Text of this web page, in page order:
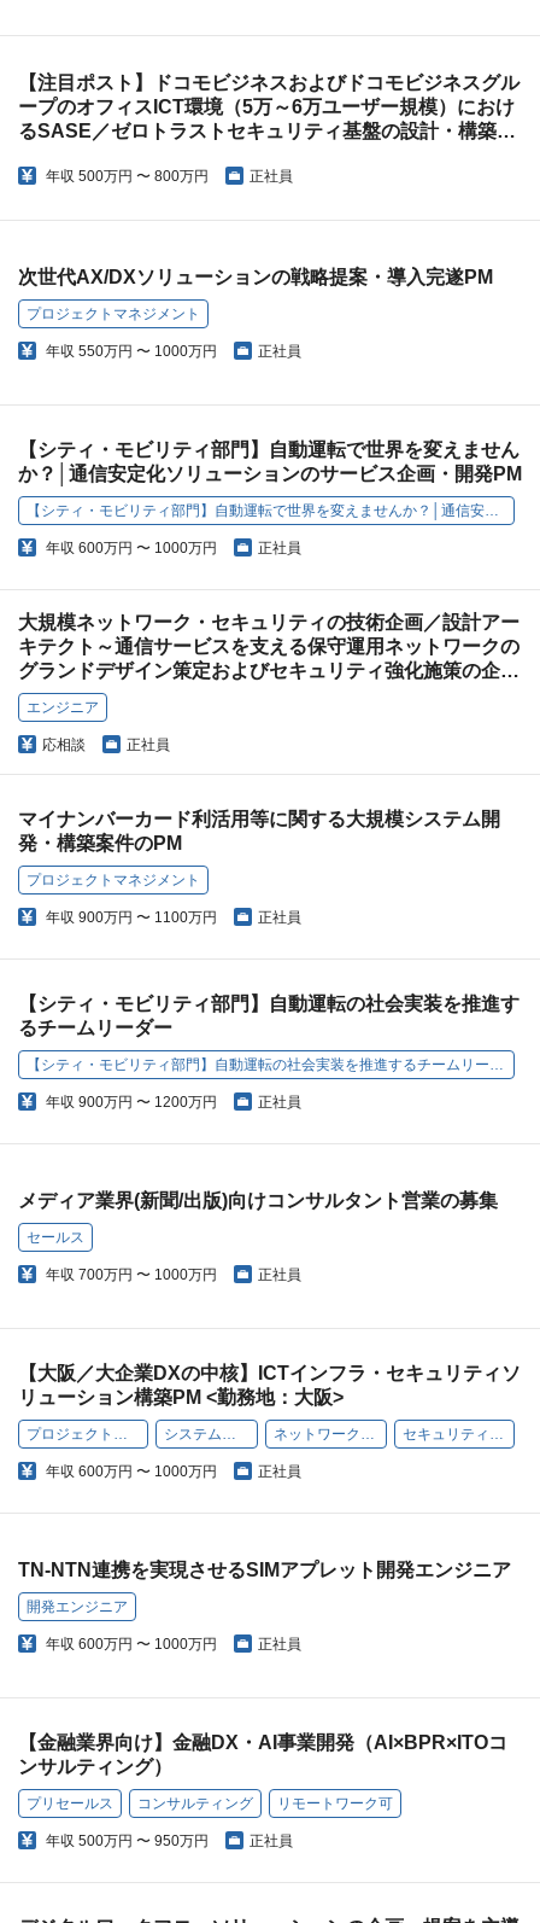
【注目ポスト】ドコモビジネスおよびドコモビジネスグル
ープのオフィスICT環境（5万～6万ユーザー規模）におけ
るSASE／ゼロトラストセキュリティ基盤の設計・構築・
年収 500万円 〜 800万円 正社員
次世代AX/DXソリューションの戦略提案・導入完遂PM
プロジェクトマネジメント
年収 550万円 〜 1000万円 正社員
【シティ・モビリティ部門】自動運転で世界を変えません
か？│通信安定化ソリューションのサービス企画・開発PM
【シティ・モビリティ部門】自動運転で世界を変えませんか？│通信安定化ソリューションのサービス企画・開発PM
年収 600万円 〜 1000万円 正社員
大規模ネットワーク・セキュリティの技術企画／設計アー
キテクト～通信サービスを支える保守運用ネットワークの
グランドデザイン策定およびセキュリティ強化施策の企
画・推進～
エンジニア
応相談 正社員
マイナンバーカード利活用等に関する大規模システム開
発・構築案件のPM
プロジェクトマネジメント
年収 900万円 〜 1100万円 正社員
【シティ・モビリティ部門】自動運転の社会実装を推進す
るチームリーダー
【シティ・モビリティ部門】自動運転の社会実装を推進するチームリーダー
年収 900万円 〜 1200万円 正社員
メディア業界(新聞/出版)向けコンサルタント営業の募集
セールス
年収 700万円 〜 1000万円 正社員
【大阪／大企業DXの中核】ICTインフラ・セキュリティソ
リューション構築PM <勤務地：大阪>
プロジェクトマネジメント システムエンジニア ネットワークエンジニア セキュリティエンジニア
年収 600万円 〜 1000万円 正社員
TN-NTN連携を実現させるSIMアプレット開発エンジニア
開発エンジニア
年収 600万円 〜 1000万円 正社員
【金融業界向け】金融DX・AI事業開発（AI×BPR×ITOコ
ンサルティング）
プリセールス コンサルティング リモートワーク可
年収 500万円 〜 950万円 正社員